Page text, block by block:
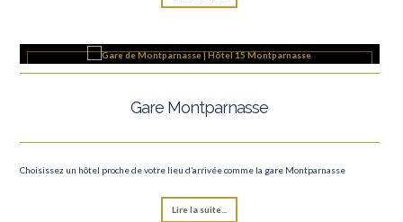
Gare Montparnasse
Choisissez un hôtel proche de votre lieu d’arrivée comme la gare Montparnasse
Lire la suite...